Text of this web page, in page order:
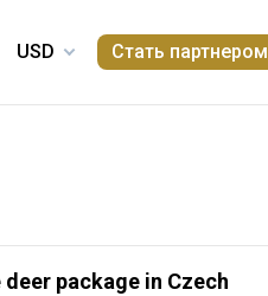
Стать партнером
package in Czech